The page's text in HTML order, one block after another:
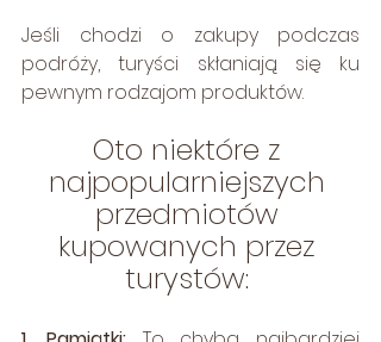
Jeśli chodzi o zakupy podczas
podróży, turyści skłaniają się ku
pewnym rodzajom produktów.
Oto niektóre z
najpopularniejszych
przedmiotów
kupowanych przez
turystów: